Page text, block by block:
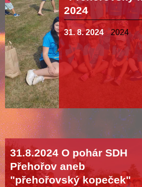
2024
31. 8. 2024 2024
31.8.2024 O pohár SDH
Přehořov aneb
"přehořovský kopeček"